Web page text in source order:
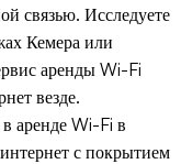
связью. Исследуете
Кемера или
аренды Wi-Fi
везде.
аренде Wi-Fi в
с покрытием